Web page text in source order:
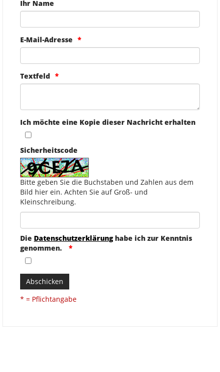
Ihr Name
E-Mail-Adresse
Textfeld
Ich möchte eine Kopie dieser Nachricht erhalten
Sicherheitscode
Bitte geben Sie die Buchstaben und Zahlen aus dem
Bild hier ein. Achten Sie auf Groß- und
Kleinschreibung.
Die Datenschutzerklärunghabe ich zur Kenntnis
genommen.
Abschicken
* = Pflichtangabe